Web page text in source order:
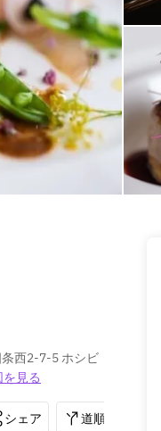
西2-7-5 ホシビ
見る
シェア 道順を表示